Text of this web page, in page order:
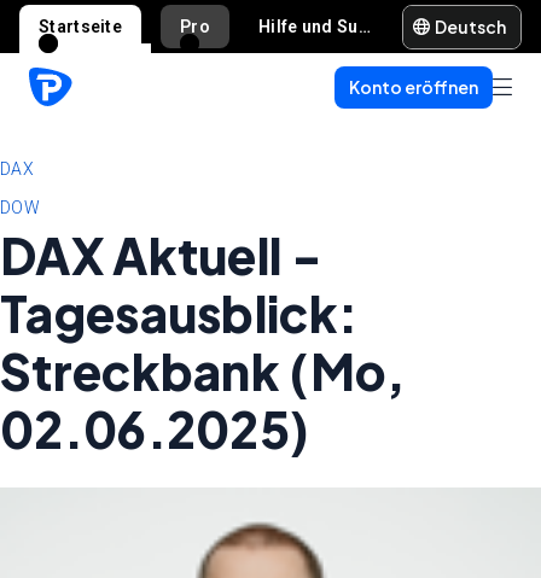
Startseite Pro Hilfe und Support Deutsch
Konto eröffnen
DAX
DOW
DAX Aktuell -
Tagesausblick:
Streckbank (Mo,
02.06.2025)